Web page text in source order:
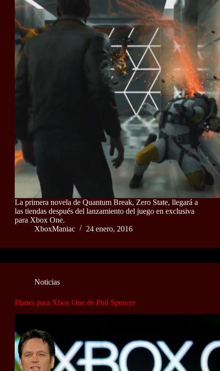
La primera novela de Quantum Break, Zero State, llegará a
las tiendas después del lanzamiento del juego en exclusiva
para Xbox One.
XboxManiac
24 enero, 2016
Noticias
Planes para Xbox One de Phil Spencer